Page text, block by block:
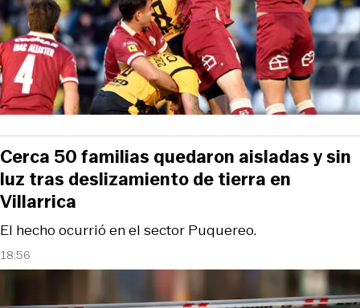
18:56
El hecho ocurrió en el sector Puquereo.
Cerca 50 familias quedaron aisladas y sin
luz tras deslizamiento de tierra en
Villarrica